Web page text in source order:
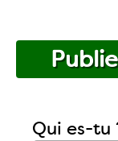
Qui es-tu